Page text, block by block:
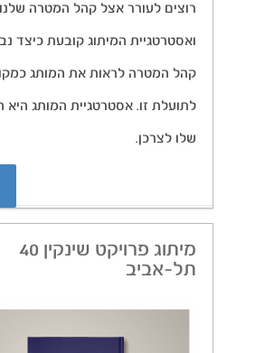
רוצים לעורר אצל קהל המטרה שלנו
ואסטרטגיית המיתוג קובעת כיצד
קהל המטרה לראות את המותג
לתועלת זו. אסטרטגיית המותג
שלו לצרכן.
מיתוג פרויקט שינקין 40
תל-אביב